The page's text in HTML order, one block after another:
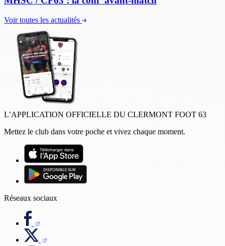
Voir toutes les actualités
L’APPLICATION OFFICIELLE DU CLERMONT FOOT 63
Mettez le club dans votre poche et vivez chaque moment.
Réseaux sociaux